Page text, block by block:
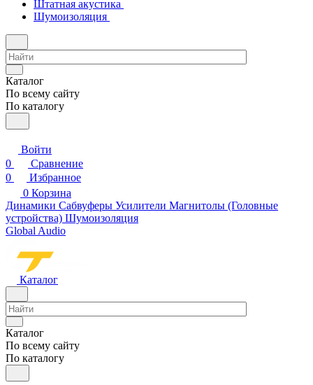
Штатная акустика
Шумоизоляция
Каталог
По всему сайту
По каталогу
Войти
0
Сравнение
0
Избранное
0 Корзина
Динамики Сабвуферы Усилители Магнитолы (Головные
устройства) Шумоизоляция
Global Audio
Каталог
Каталог
По всему сайту
По каталогу